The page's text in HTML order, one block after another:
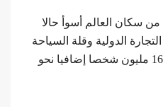
نفسه، أصبح 99% من سكان العالم أسوأ حالا
الدولية وقلة السياحة
الدولية ونتيجة لذلك، تم دفع 160 مليون شخصا إضافيا نحو